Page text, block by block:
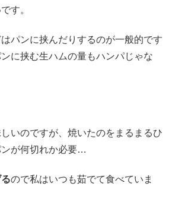
す。
パンに挟んだりするのが一般的です
に挟む生ハムの量もハンパじゃな
いのですが、焼いたのをまるまるひ
が何切れか必要…
ので私はいつも茹でて食べていま